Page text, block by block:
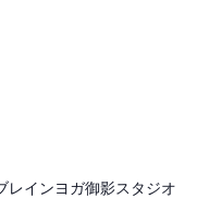
レインヨガ御影スタジオ